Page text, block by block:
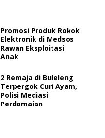
Promosi Produk Rokok
Elektronik di Medsos
Rawan Eksploitasi
Anak
2 Remaja di Buleleng
Terpergok Curi Ayam,
Polisi Mediasi
Perdamaian